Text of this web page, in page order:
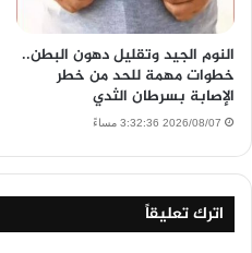
النوم الجيد وتقليل دهون البطن..
خطوات مهمة للحد من خطر
الإصابة بسرطان الثدي
2026/08/07 3:32:36 مساءً
اترك تعليقاً